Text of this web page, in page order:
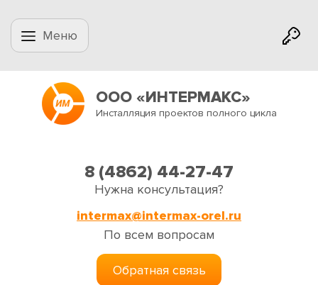
Меню
ООО «ИНТЕРМАКС»
Инсталляция проектов полного цикла
8 (4862) 44-27-47
Нужна консультация?
intermax@intermax-orel.ru
По всем вопросам
Обратная связь